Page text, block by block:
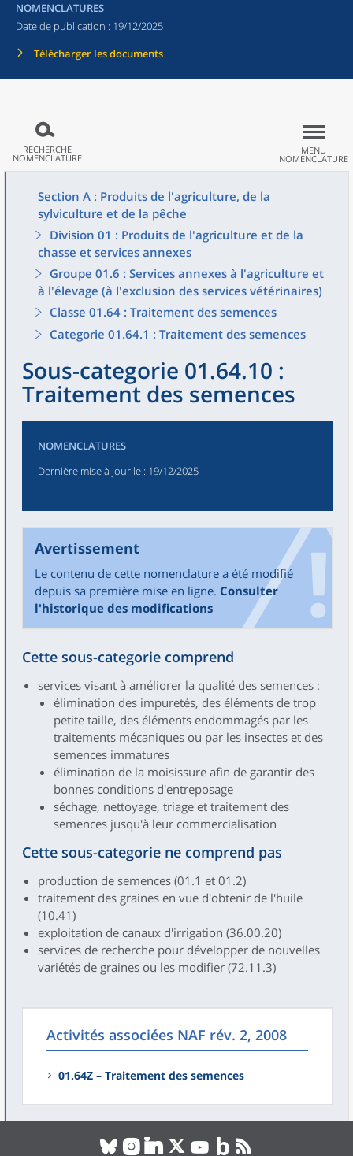
NOMENCLATURES
Date de publication : 19/12/2025
Télécharger les documents
RECHERCHE
NOMENCLATURE
MENU
NOMENCLATURE
Section A : Produits de l'agriculture, de la
sylviculture et de la pêche
Division 01 : Produits de l'agriculture et de la
chasse et services annexes
Groupe 01.6 : Services annexes à l'agriculture et
à l'élevage (à l'exclusion des services vétérinaires)
Classe 01.64 : Traitement des semences
Categorie 01.64.1 : Traitement des semences
Sous-categorie 01.64.10 :
Traitement des semences
NOMENCLATURES
Dernière mise à jour le : 19/12/2025
Avertissement
Le contenu de cette nomenclature a été modifié
depuis sa première mise en ligne. Consulter
l'historique des modifications
Cette sous-categorie comprend
services visant à améliorer la qualité des semences :
élimination des impuretés, des éléments de trop
petite taille, des éléments endommagés par les
traitements mécaniques ou par les insectes et des
semences immatures
élimination de la moisissure afin de garantir des
bonnes conditions d'entreposage
séchage, nettoyage, triage et traitement des
semences jusqu'à leur commercialisation
Cette sous-categorie ne comprend pas
production de semences (01.1 et 01.2)
traitement des graines en vue d'obtenir de l'huile
(10.41)
exploitation de canaux d'irrigation (36.00.20)
services de recherche pour développer de nouvelles
variétés de graines ou les modifier (72.11.3)
Activités associées NAF rév. 2, 2008
01.64Z – Traitement des semences